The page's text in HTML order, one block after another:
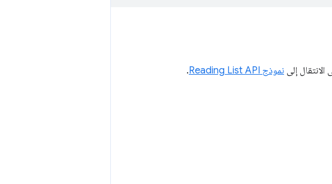
نموذج Reading List API .